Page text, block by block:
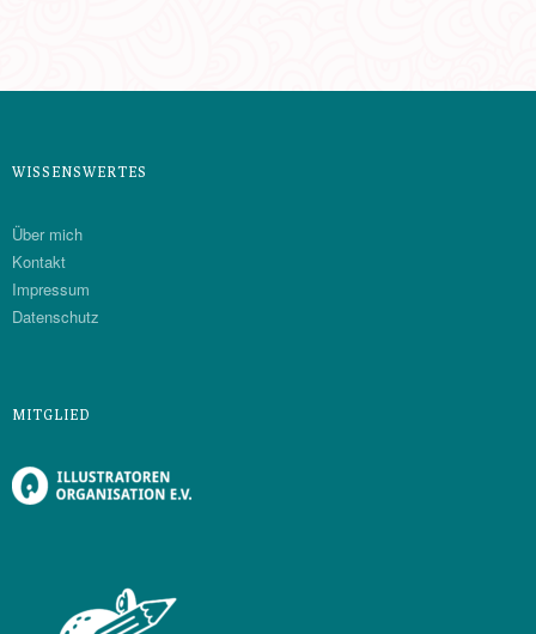
WISSENSWERTES
Über mich
Kontakt
Impressum
Datenschutz
MITGLIED